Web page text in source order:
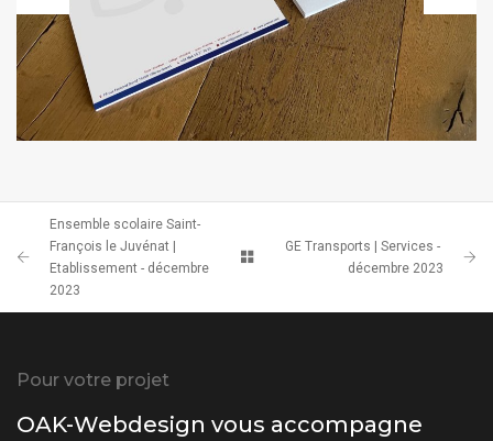
Ensemble scolaire Saint-
François le Juvénat |
Etablissement - décembre
2023
GE Transports | Services -
décembre 2023
Pour votre projet
OAK-Webdesign vous accompagne